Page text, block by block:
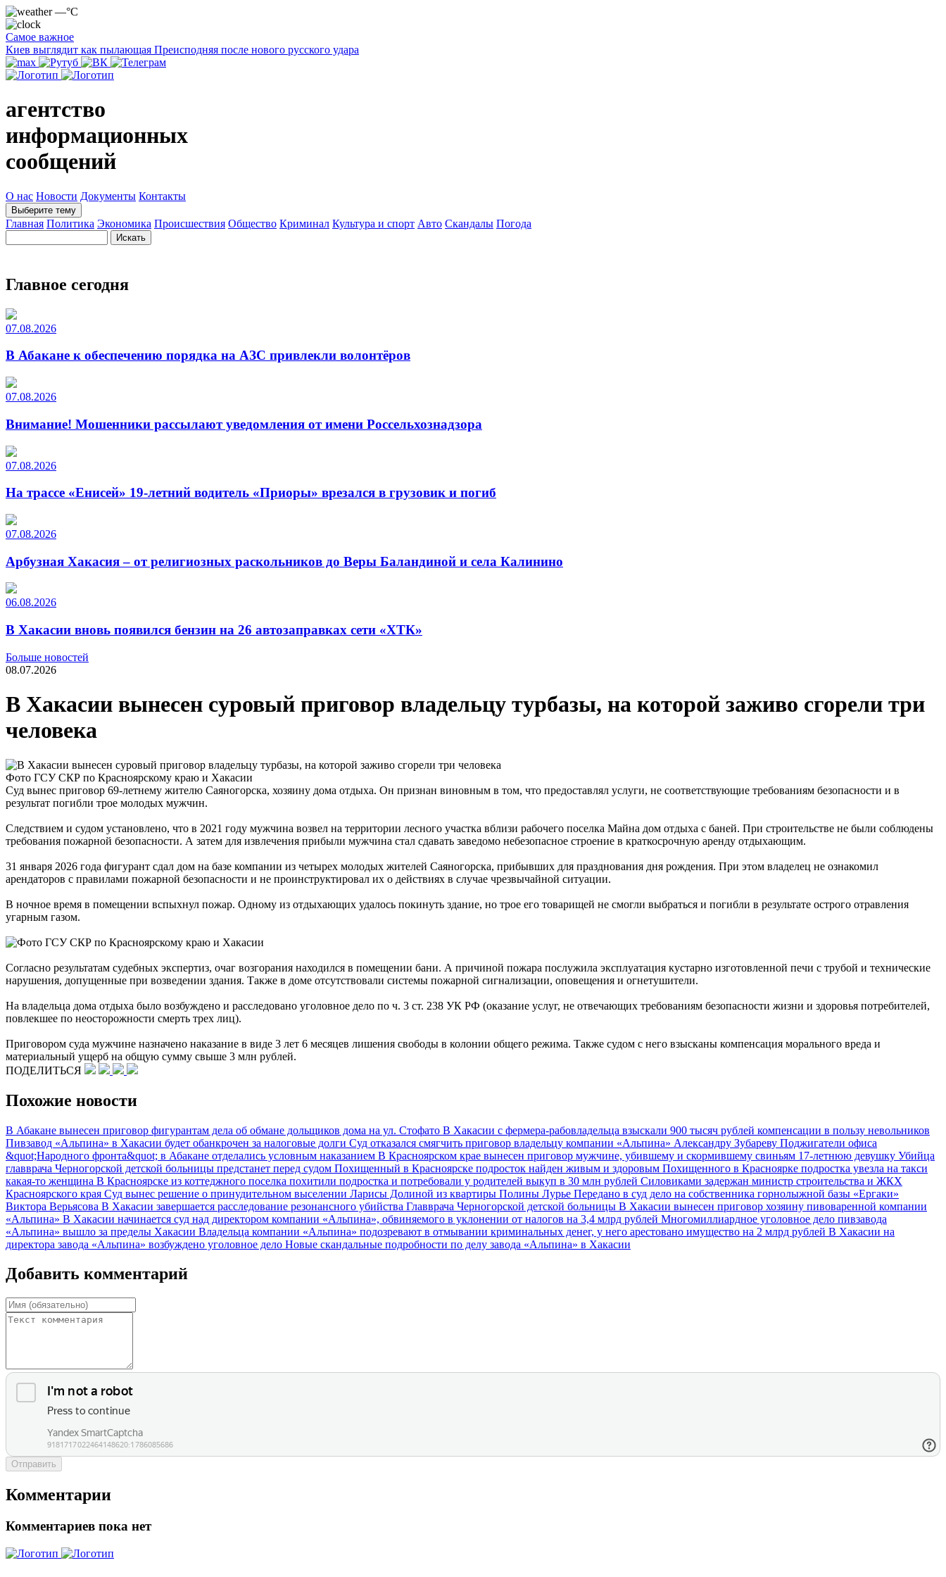
—°C
Самое важное
Киев выглядит как пылающая Преисподняя после нового русского удара
агентство
информационных
сообщений
О нас Новости Документы Контакты
Выберите тему
Главная Политика Экономика Происшествия Общество Криминал Культура и спорт Авто Скандалы Погода
Главное сегодня
07.08.2026
В Абакане к обеспечению порядка на АЗС привлекли волонтёров
07.08.2026
Внимание! Мошенники рассылают уведомления от имени Россельхознадзора
07.08.2026
На трассе «Енисей» 19-летний водитель «Приоры» врезался в грузовик и погиб
07.08.2026
Арбузная Хакасия – от религиозных раскольников до Веры Баландиной и села Калинино
06.08.2026
В Хакасии вновь появился бензин на 26 автозаправках сети «ХТК»
Больше новостей
08.07.2026
В Хакасии вынесен суровый приговор владельцу турбазы, на которой заживо сгорели три
человека
Фото ГСУ СКР по Красноярскому краю и Хакасии
Суд вынес приговор 69-летнему жителю Саяногорска, хозяину дома отдыха. Он признан виновным в том, что предоставлял услуги, не соответствующие требованиям безопасности и в
результат погибли трое молодых мужчин.
Следствием и судом установлено, что в 2021 году мужчина возвел на территории лесного участка вблизи рабочего поселка Майна дом отдыха с баней. При строительстве не были соблюдены
требования пожарной безопасности. А затем для извлечения прибыли мужчина стал сдавать заведомо небезопасное строение в краткосрочную аренду отдыхающим.
31 января 2026 года фигурант сдал дом на базе компании из четырех молодых жителей Саяногорска, прибывших для празднования дня рождения. При этом владелец не ознакомил
арендаторов с правилами пожарной безопасности и не проинструктировал их о действиях в случае чрезвычайной ситуации.
В ночное время в помещении вспыхнул пожар. Одному из отдыхающих удалось покинуть здание, но трое его товарищей не смогли выбраться и погибли в результате острого отравления
угарным газом.
Согласно результатам судебных экспертиз, очаг возгорания находился в помещении бани. А причиной пожара послужила эксплуатация кустарно изготовленной печи с трубой и технические
нарушения, допущенные при возведении здания. Также в доме отсутствовали системы пожарной сигнализации, оповещения и огнетушители.
На владельца дома отдыха было возбуждено и расследовано уголовное дело по ч. 3 ст. 238 УК РФ (оказание услуг, не отвечающих требованиям безопасности жизни и здоровья потребителей,
повлекшее по неосторожности смерть трех лиц).
Приговором суда мужчине назначено наказание в виде 3 лет 6 месяцев лишения свободы в колонии общего режима. Также судом с него взысканы компенсация морального вреда и
материальный ущерб на общую сумму свыше 3 млн рублей.
ПОДЕЛИТЬСЯ
Похожие новости
В Абакане вынесен приговор фигурантам дела об обмане дольщиков дома на ул. Стофато В Хакасии с фермера-рабовладельца взыскали 900 тысяч рублей компенсации в пользу невольников
Пивзавод «Альпина» в Хакасии будет обанкрочен за налоговые долги Суд отказался смягчить приговор владельцу компании «Альпина» Александру Зубареву Поджигатели офиса
&quot;Народного фронта&quot; в Абакане отделались условным наказанием В Красноярском крае вынесен приговор мужчине, убившему и скормившему свиньям 17-летнюю девушку Убийца
главврача Черногорской детской больницы предстанет перед судом Похищенный в Красноярске подросток найден живым и здоровым Похищенного в Красноярке подростка увезла на такси
какая-то женщина В Красноярске из коттеджного поселка похитили подростка и потребовали у родителей выкуп в 30 млн рублей Силовиками задержан министр строительства и ЖКХ
Красноярского края Суд вынес решение о принудительном выселении Ларисы Долиной из квартиры Полины Лурье Передано в суд дело на собственника горнолыжной базы «Ергаки»
Виктора Верьясова В Хакасии завершается расследование резонансного убийства Главврача Черногорской детской больницы В Хакасии вынесен приговор хозяину пивоваренной компании
«Альпина» В Хакасии начинается суд над директором компании «Альпина», обвиняемого в уклонении от налогов на 3,4 млрд рублей Многомиллиардное уголовное дело пивзавода
«Альпина» вышло за пределы Хакасии Владельца компании «Альпина» подозревают в отмывании криминальных денег, у него арестовано имущество на 2 млрд рублей В Хакасии на
директора завода «Альпина» возбуждено уголовное дело Новые скандальные подробности по делу завода «Альпина» в Хакасии
Добавить комментарий
Отправить
Комментарии
Комментариев пока нет